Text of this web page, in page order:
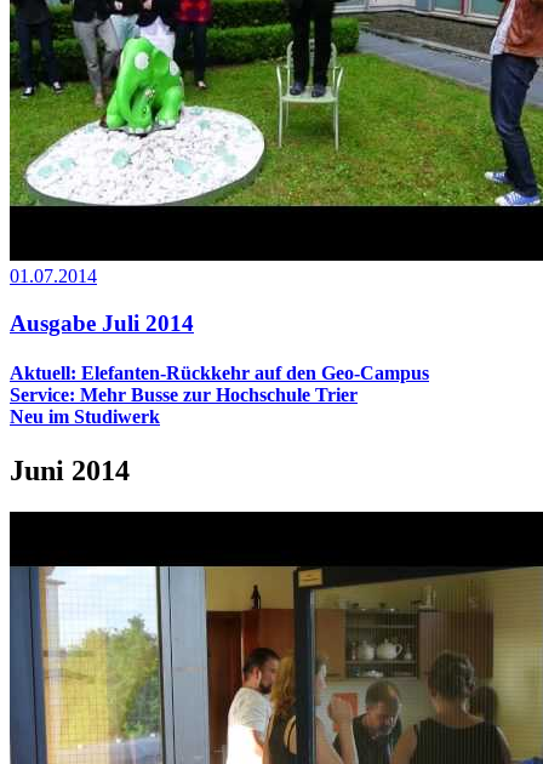
01.07.2014
Ausgabe Juli 2014
Aktuell: Elefanten-Rückkehr auf den Geo-Campus
Service: Mehr Busse zur Hochschule Trier
Neu im Studiwerk
Juni 2014